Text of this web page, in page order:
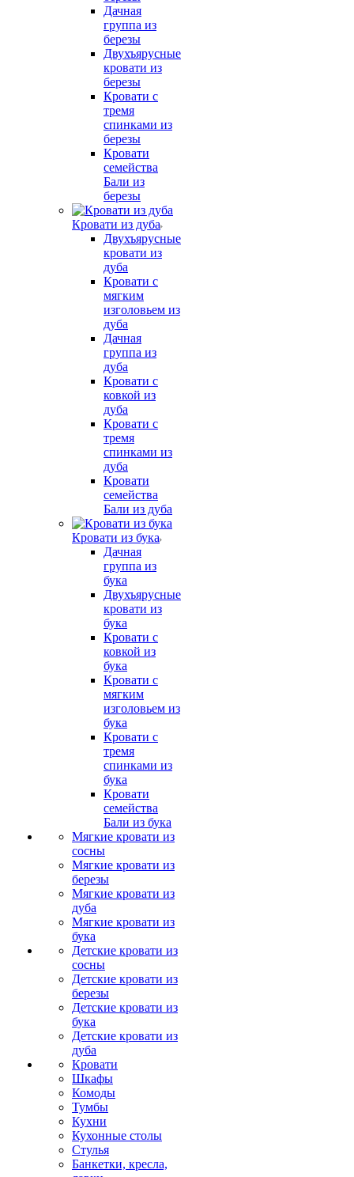
Дачная
группа из
березы
Двухъярусные
кровати из
березы
Кровати с
тремя
спинками из
березы
Кровати
семейства
Бали из
березы
Кровати из дуба
Двухъярусные
кровати из
дуба
Кровати с
мягким
изголовьем из
дуба
Дачная
группа из
дуба
Кровати с
ковкой из
дуба
Кровати с
тремя
спинками из
дуба
Кровати
семейства
Бали из дуба
Кровати из бука
Дачная
группа из
бука
Двухъярусные
кровати из
бука
Кровати с
ковкой из
бука
Кровати с
мягким
изголовьем из
бука
Кровати с
тремя
спинками из
бука
Кровати
семейства
Бали из бука
Мягкие кровати из
сосны
Мягкие кровати из
березы
Мягкие кровати из
дуба
Мягкие кровати из
бука
Детские кровати из
сосны
Детские кровати из
березы
Детские кровати из
бука
Детские кровати из
дуба
Кровати
Шкафы
Комоды
Тумбы
Кухни
Кухонные столы
Стулья
Банкетки, кресла,